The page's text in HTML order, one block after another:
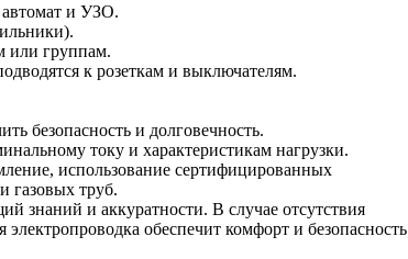
автомат и УЗО.
или группам.
к розеткам и выключателям.
безопасность и долговечность.
току и характеристикам нагрузки.
использование сертифицированных
газовых труб.
знаний и аккуратности. В случае отсутствия
обеспечит комфорт и безопасность